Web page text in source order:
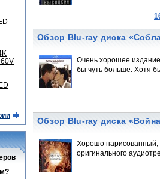
Обзор Blu-ray диска
Очень хорошее
бы чуть больше. Хотя
Обзор Blu-ray диска
Хорошо нарисованный,
оригинального